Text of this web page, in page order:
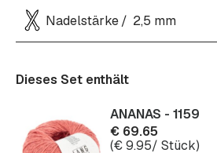
Nadelstärke 2,5 mm
Dieses Set enthält
ANANAS - 1159
€ 69.65
(€9.95/ Stück)